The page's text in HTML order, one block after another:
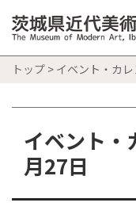
トップ > イベント・カ
イベント・
月27日